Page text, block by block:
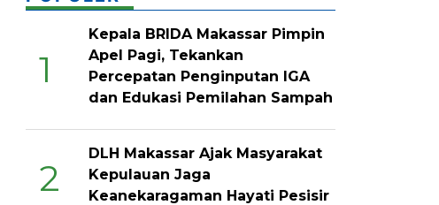
1
Kepala BRIDA Makassar Pimpin
Apel Pagi, Tekankan
Percepatan Penginputan IGA
dan Edukasi Pemilahan Sampah
2
DLH Makassar Ajak Masyarakat
Kepulauan Jaga
Keanekaragaman Hayati Pesisir